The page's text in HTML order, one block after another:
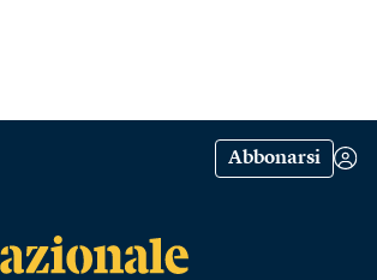
Abbonarsi